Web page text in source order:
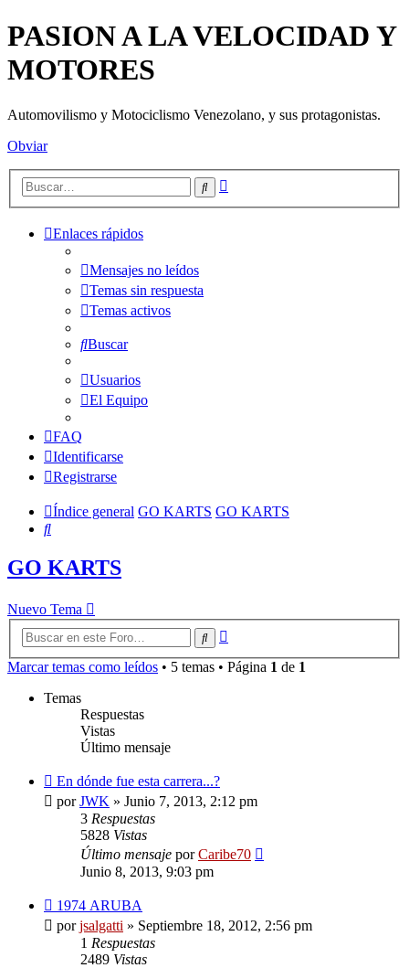
PASION A LA VELOCIDAD Y
MOTORES
Automovilismo y Motociclismo Venezolano, y sus protagonistas.
Obviar
Buscar
Enlaces rápidos
Mensajes no leídos
Temas sin respuesta
Temas activos
Buscar
Usuarios
El Equipo
FAQ
Identificarse
Registrarse
Índice general GO KARTS GO KARTS
Buscar
GO KARTS
Nuevo Tema
Buscar
Marcar temas como leídos • 5 temas • Página 1 de 1
Temas
Respuestas
Vistas
Último mensaje
En dónde fue esta carrera...?
porJWK » Junio 7, 2013, 2:12 pm
3 Respuestas
5828 Vistas
Último mensaje porCaribe70
Junio 8, 2013, 9:03 pm
1974 ARUBA
porjsalgatti » Septiembre 18, 2012, 2:56 pm
1 Respuestas
2489 Vistas